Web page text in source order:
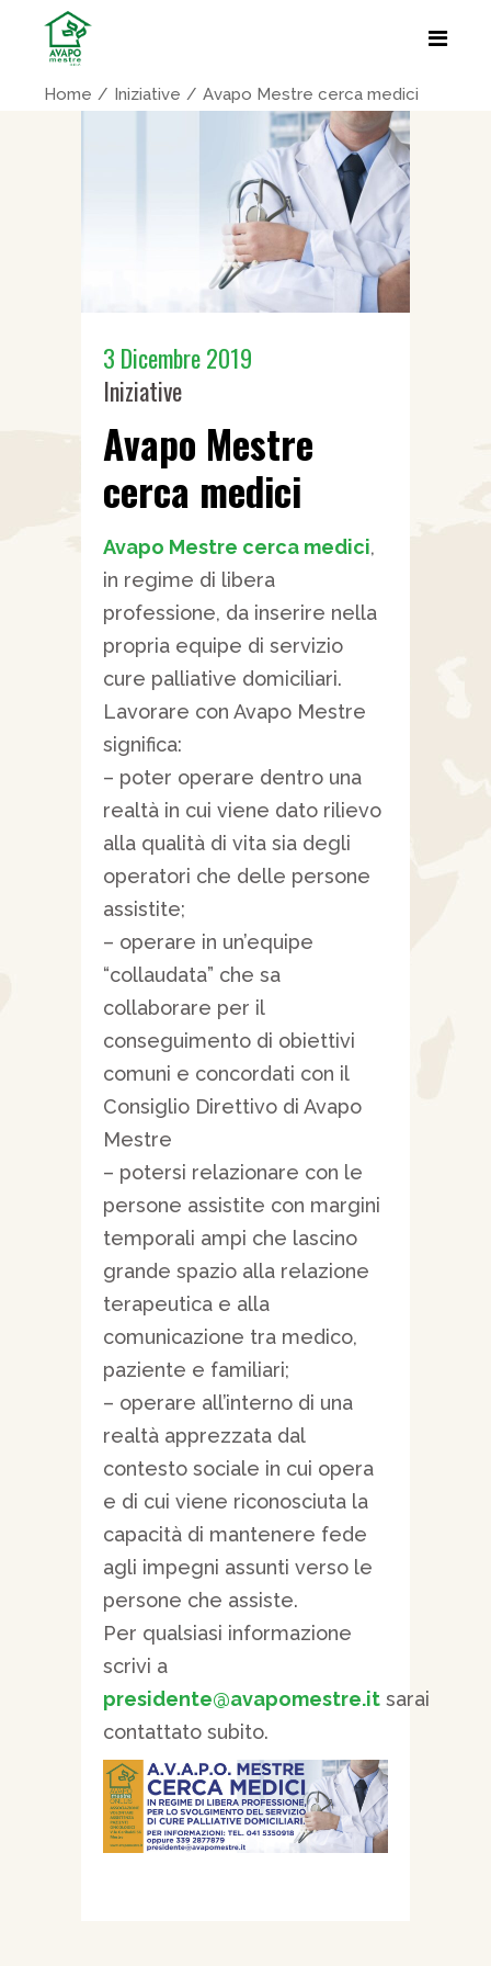
Home Iniziative Avapo Mestre cerca medici
3 Dicembre 2019
Iniziative
Avapo Mestre
cerca medici
Avapo Mestre cerca medici,
in regime di libera
professione, da inserire nella
propria equipe di servizio
cure palliative domiciliari.
Lavorare con Avapo Mestre
significa:
– poter operare dentro una
realtà in cui viene dato rilievo
alla qualità di vita sia degli
operatori che delle persone
assistite;
– operare in un’equipe
“collaudata” che sa
collaborare per il
conseguimento di obiettivi
comuni e concordati con il
Consiglio Direttivo di Avapo
Mestre
– potersi relazionare con le
persone assistite con margini
temporali ampi che lascino
grande spazio alla relazione
terapeutica e alla
comunicazione tra medico,
paziente e familiari;
– operare all’interno di una
realtà apprezzata dal
contesto sociale in cui opera
e di cui viene riconosciuta la
capacità di mantenere fede
agli impegni assunti verso le
persone che assiste.
Per qualsiasi informazione
scrivi a
presidente@avapomestre.it sarai
contattato subito.